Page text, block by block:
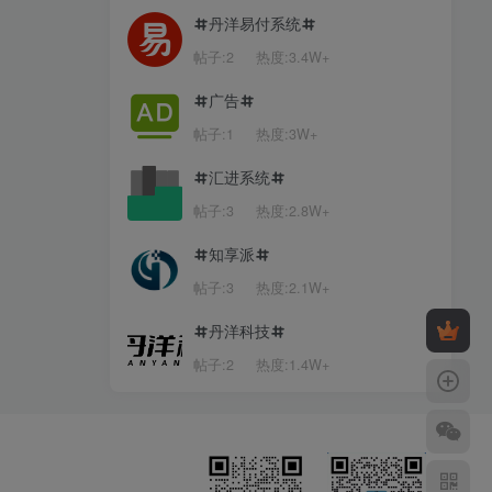
丹洋易付系统
帖子:2 热度:3.4W+
广告
帖子:1 热度:3W+
汇进系统
帖子:3 热度:2.8W+
知享派
帖子:3 热度:2.1W+
丹洋科技
帖子:2 热度:1.4W+